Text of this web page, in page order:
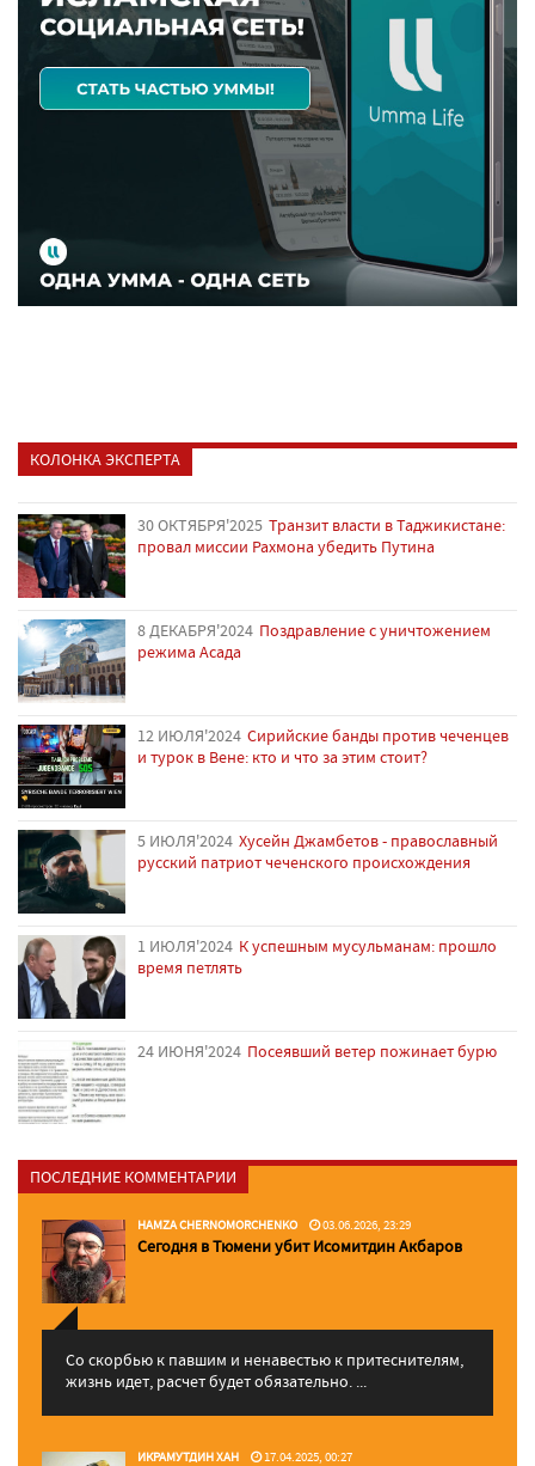
КОЛОНКА ЭКСПЕРТА
30 ОКТЯБРЯ'2025 Транзит власти в Таджикистане:
провал миссии Рахмона убедить Путина
8 ДЕКАБРЯ'2024 Поздравление с уничтожением
режима Асада
12 ИЮЛЯ'2024 Сирийские банды против чеченцев
и турок в Вене: кто и что за этим стоит?
5 ИЮЛЯ'2024 Хусейн Джамбетов - православный
русский патриот чеченского происхождения
1 ИЮЛЯ'2024 К успешным мусульманам: прошло
время петлять
24 ИЮНЯ'2024 Посеявший ветер пожинает бурю
ПОСЛЕДНИЕ КОММЕНТАРИИ
HAMZA CHERNOMORCHENKO 03.06.2026, 23:29
Сегодня в Тюмени убит Исомитдин Акбаров
Со скорбью к павшим и ненавестью к притеснителям,
жизнь идет, расчет будет обязательно. ...
ИКРАМУТДИН ХАН 17.04.2025, 00:27